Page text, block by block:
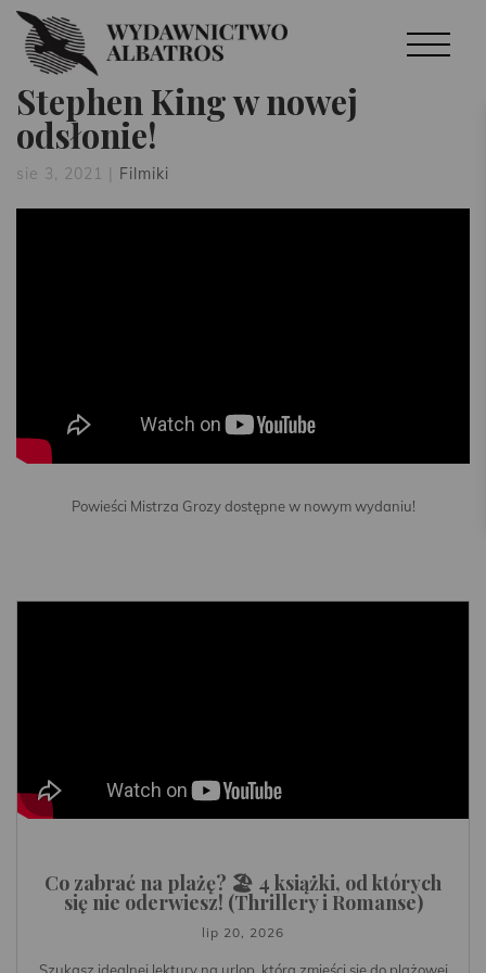
Stephen King w nowej
odsłonie!
sie 3, 2021 | Filmiki
Powieści Mistrza Grozy dostępne w nowym wydaniu!
Co zabrać na plażę? 🏖️ 4 książki, od których
się nie oderwiesz! (Thrillery i Romanse)
lip 20, 2026
Szukasz idealnej lektury na urlop, która zmieści się do plażowej